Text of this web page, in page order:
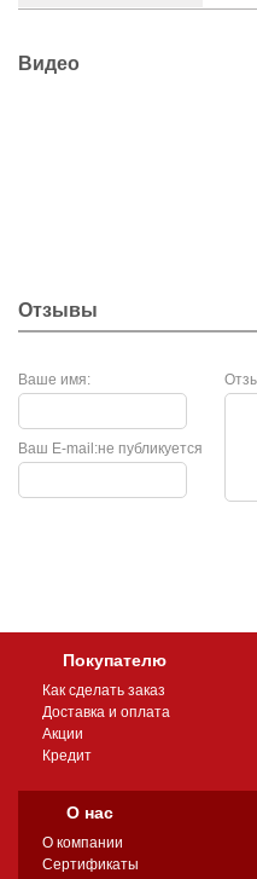
Видео
Отзывы
Ваше имя:
не публикуется
Ваш E-mail:
Покупателю
Как сделать заказ
Доставка и оплата
Акции
Кредит
О нас
О компании
Сертификаты